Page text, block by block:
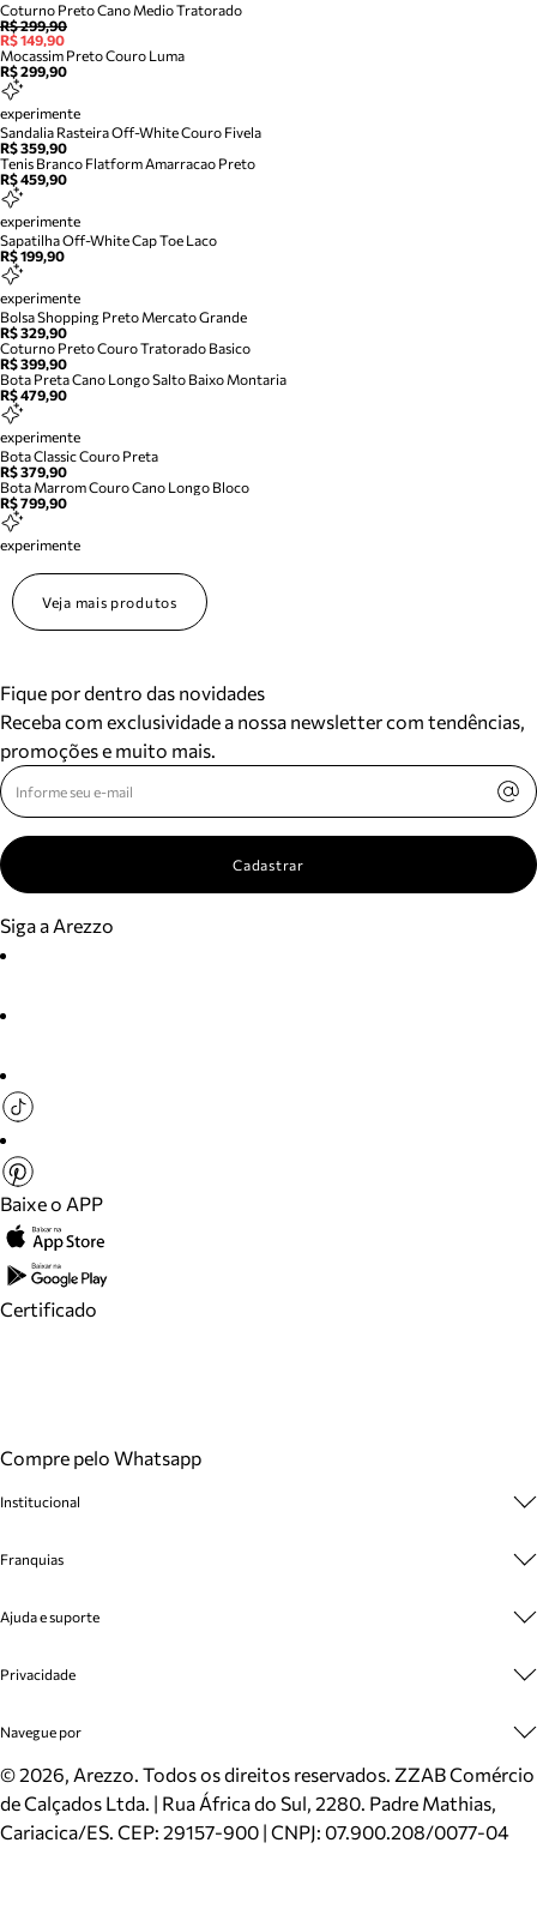
Coturno Preto Cano Medio Tratorado
R$ 299,90
R$ 149,90
Mocassim Preto Couro Luma
R$ 299,90
experimente
Sandalia Rasteira Off-White Couro Fivela
R$ 359,90
Tenis Branco Flatform Amarracao Preto
R$ 459,90
experimente
Sapatilha Off-White Cap Toe Laco
R$ 199,90
experimente
Bolsa Shopping Preto Mercato Grande
R$ 329,90
Coturno Preto Couro Tratorado Basico
R$ 399,90
Bota Preta Cano Longo Salto Baixo Montaria
R$ 479,90
experimente
Bota Classic Couro Preta
R$ 379,90
Bota Marrom Couro Cano Longo Bloco
R$ 799,90
experimente
Veja mais produtos
Fique por dentro das novidades
Receba com exclusividade a nossa newsletter com tendências,
promoções e muito mais.
Cadastrar
Siga a Arezzo
Baixe o APP
Certificado
Compre pelo Whatsapp
Institucional
Cashback
Venda Corporativa
Mapa do Site
Inverno
Mundo Arezzo
Franquias
Plano de Negócio
Ajuda e suporte
Cadastro
Meus Pedidos
Trocas e Devoluções
Cartão Presente
Localizador de lojas
Privacidade
Politica e Privacidade
Navegue por
Sapatos
Bolsas
Scarpins
©2026, Arezzo. Todos os direitos reservados. ZZAB Comércio
de Calçados Ltda. | Rua África do Sul, 2280. Padre Mathias,
Cariacica/ES. CEP: 29157-900 | CNPJ: 07.900.208/0077-04